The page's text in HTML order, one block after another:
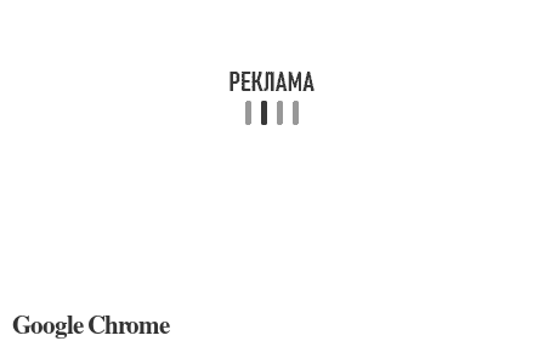
Google Chrome